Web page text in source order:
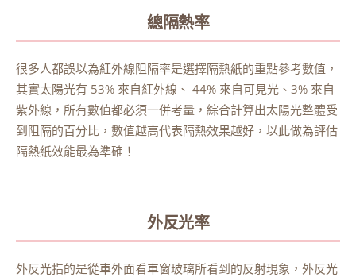
總隔熱率
很多人都誤以為紅外線阻隔率是選擇隔熱紙的重點參考數值，
其實太陽光有 53% 來自紅外線、 44% 來自可見光、3% 來自
紫外線，所有數值都必須一併考量，綜合計算出太陽光整體受
到阻隔的百分比，數值越高代表隔熱效果越好，以此做為評估
隔熱紙效能最為準確！
外反光率
外反光指的是從車外面看車窗玻璃所看到的反射現象，外反光